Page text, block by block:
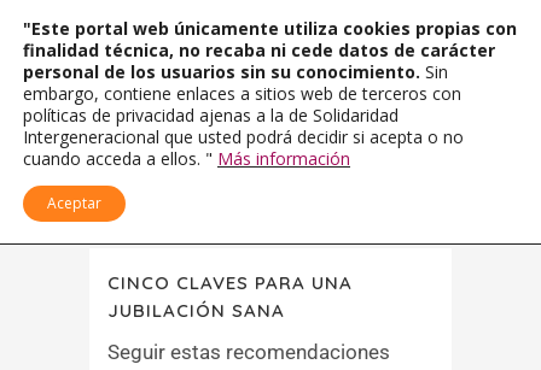
CINCO CLAVES PARA UNA
JUBILACIÓN SANA
Seguir estas recomendaciones
"Este portal web únicamente utiliza cookies propias con
finalidad técnica, no recaba ni cede datos de carácter
personal de los usuarios sin su conocimiento. Sin
embargo, contiene enlaces a sitios web de terceros con
políticas de privacidad ajenas a la de Solidaridad
Intergeneracional que usted podrá decidir si acepta o no
cuando acceda a ellos. " Más información
Aceptar